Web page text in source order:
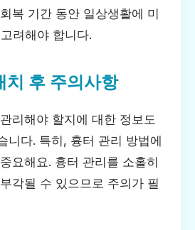
복 기간 동안 일상생활에 미
려해야 합니다.
치 후 주의사항
리해야 할지에 대한 정보도
니다. 특히, 흉터 관리 방법에
요해요. 흉터 관리를 소홀히
각될 수 있으므로 주의가 필